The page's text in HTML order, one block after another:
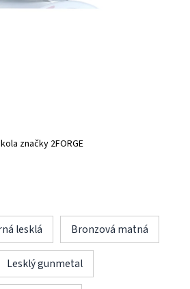
značky 2FORGE
lesklá Bronzová matná
Lesklý gunmetal